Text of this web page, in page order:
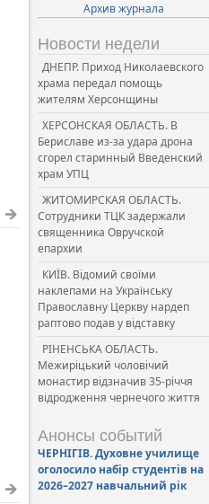
Архив журнала
Новости недели
ДНЕПР. Приход Николаевского
храма передал помощь
жителям Херсонщины
ХЕРСОНСКАЯ ОБЛАСТЬ. В
Бериславе из-за удара дрона
сгорел старинный Введенский
храм УПЦ
ЖИТОМИРСКАЯ ОБЛАСТЬ.
Сотрудники ТЦК задержали
священника Овручской
епархии
КИЇВ. Відомий своїми
наклепами на Українську
Православну Церкву нардеп
раптово подав у відставку
РІНЕНСЬКА ОБЛАСТЬ.
Межиріцький чоловічий
монастир відзначив 35-річчя
відродження чернечого життя
Анонсы событий
ЧЕРНІГІВ. Духовне училище
оголосило набір студентів на
2026–2027 навчальний рік